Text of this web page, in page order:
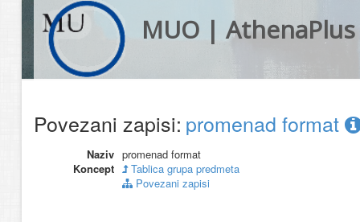
MUO | AthenaPlus
Povezani zapisi: promenad format
Naziv promenad format
Koncept
Tablica grupa predmeta
Povezani zapisi